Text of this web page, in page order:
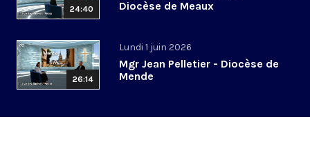
24:40
Diocèse de Meaux
26:14
Lundi 1 juin 2026
Mgr Jean Pelletier - Diocèse de
Mende